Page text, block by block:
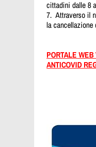
cittadini dalle 8
7. Attraverso il
la cancellazione
PORTALE
ANTICOVID